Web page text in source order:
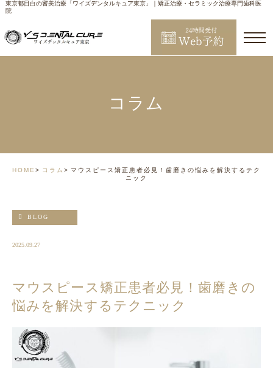
東京都目白の審美治療「ワイズデンタルキュア東京」｜矯正治療・セラミック治療専門歯科医
院
コラム
HOME コラム
マウスピース矯正患者必見！歯磨きの悩みを解決するテク
ニック
BLOG
2025.09.27
マウスピース矯正患者必見！歯磨きの
悩みを解決するテクニック